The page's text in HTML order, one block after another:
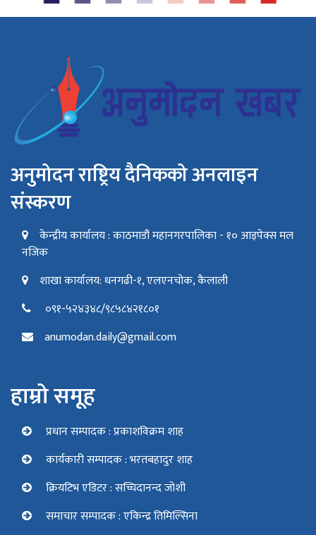
अनुमोदन राष्ट्रिय दैनिकको अनलाइन
संस्करण
केन्द्रीय कार्यालय : काठमाडौं महानगरपालिका - १० आइपेक्स मल
नजिक
शाखा कार्यालय: धनगढी-१, एलएनचोक, कैलाली
०९१-५२४३४८/९८५८४२१८०१
anumodan.daily@gmail.com
हाम्रो समूह
प्रधान सम्पादक : प्रकाशविक्रम शाह
कार्यकारी सम्पादक : भरतबहादुर शाह
क्रियटिभ एडिटर : सच्चिदानन्द जोशी
समाचार सम्पादक : एकिन्द्र तिमिल्सिना